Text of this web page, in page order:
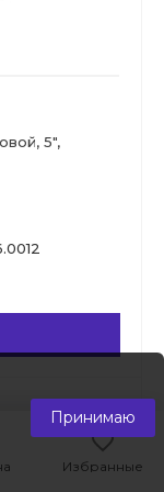
Избранные
Избранные
5",
Принимаю